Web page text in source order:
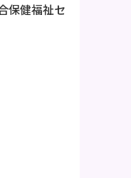
保健福祉セ